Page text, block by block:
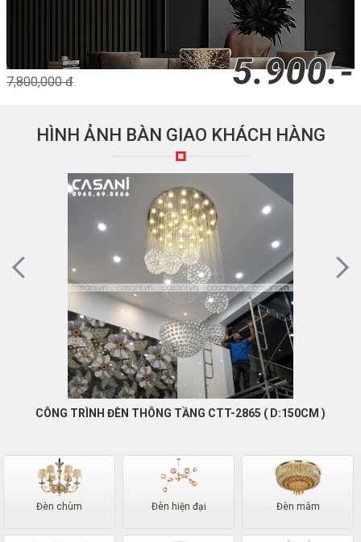
7,800,000 đ 5.900.-
HÌNH ẢNH BÀN GIAO KHÁCH HÀNG
CÔNG TRÌNH ĐÈN THÔNG TẦNG CTT-2865 ( D:150CM )
Đèn chùm Đèn hiện đại Đèn mâm